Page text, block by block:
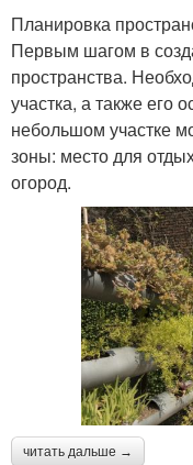
Планировка
Первым шагом в
пространства.
участка, а также его
небольшом участке
зоны: место для
огород.
читать дальше →